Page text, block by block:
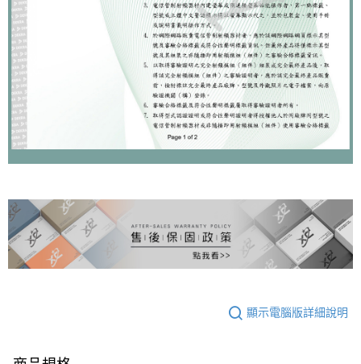
顯示電腦版詳細說明